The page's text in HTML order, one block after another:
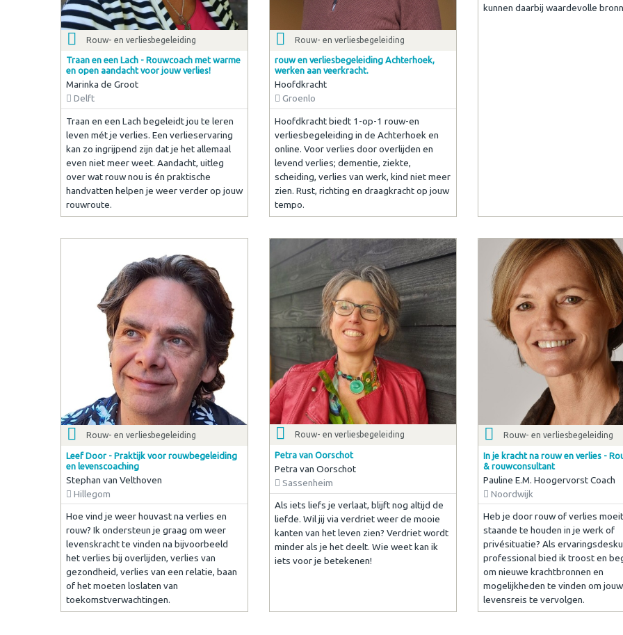
Rouw- en verliesbegeleiding
Traan en een Lach - Rouwcoach met warme
en open aandacht voor jouw verlies!
Marinka de Groot
Delft
Traan en een Lach begeleidt jou te leren
leven mét je verlies. Een verlieservaring
kan zo ingrijpend zijn dat je het allemaal
even niet meer weet. Aandacht, uitleg
over wat rouw nou is én praktische
handvatten helpen je weer verder op jouw
rouwroute.
Rouw- en verliesbegeleiding
rouw en verliesbegeleiding Achterhoek,
werken aan veerkracht.
Hoofdkracht
Groenlo
Hoofdkracht biedt 1-op-1 rouw-en
verliesbegeleiding in de Achterhoek en
online. Voor verlies door overlijden en
levend verlies; dementie, ziekte,
scheiding, verlies van werk, kind niet meer
zien. Rust, richting en draagkracht op jouw
tempo.
kunnen daarbij waardevolle
Rouw- en verliesbegeleiding
Leef Door - Praktijk voor rouwbegeleiding
en levenscoaching
Stephan van Velthoven
Hillegom
Hoe vind je weer houvast na verlies en
rouw? Ik ondersteun je graag om weer
levenskracht te vinden na bijvoorbeeld
het verlies bij overlijden, verlies van
gezondheid, verlies van een relatie, baan
of het moeten loslaten van
toekomstverwachtingen.
Rouw- en verliesbegeleiding
Petra van Oorschot
Petra van Oorschot
Sassenheim
Als iets liefs je verlaat, blijft nog altijd de
liefde. Wil jij via verdriet weer de mooie
kanten van het leven zien? Verdriet wordt
minder als je het deelt. Wie weet kan ik
iets voor je betekenen!
Rouw- en verliesbegeleiding
In je kracht na rouw en verlies -
& rouwconsultant
Pauline E.M. Hoogervorst Coach
Noordwijk
Heb je door rouw of verlies
staande te houden in je werk of
privésituatie? Als
professional bied ik troost en
om nieuwe krachtbronnen en
mogelijkheden te vinden om jouw
levensreis te vervolgen.